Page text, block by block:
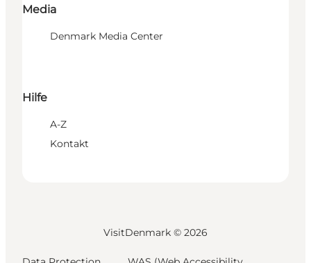
Media
Denmark Media Center
Hilfe
A-Z
Kontakt
VisitDenmark © 2026